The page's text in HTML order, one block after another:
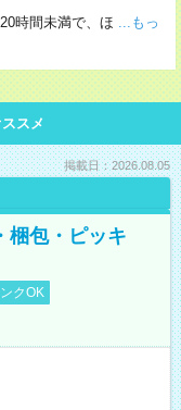
時間未満で、ほ ...もっ
スメ
掲載日：2026.08.05
梱包・ピッキ
クOK